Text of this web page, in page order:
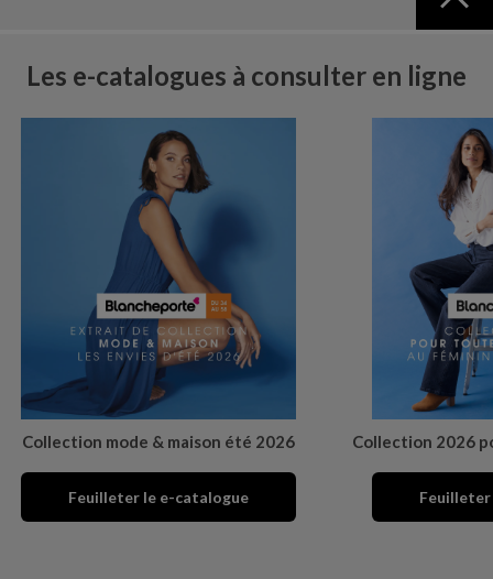
Les e-catalogues à consulter en ligne
Collection mode & maison été 2026
Feuilleter le e-catalogue
Collection 2026